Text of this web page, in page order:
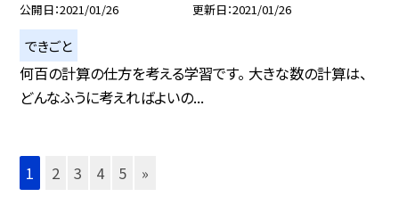
公開日 2021/01/26 更新日 2021/01/26
できごと
何百の計算の仕方を考える学習です。 大きな数の計算は、
どんなふうに考えればよいの...
1 2 3 4 5 »